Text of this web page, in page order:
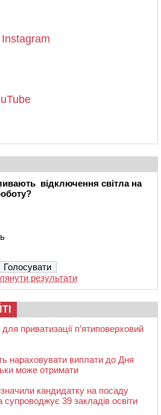
Instagram
відключення світла на
результати
приватизації п’ятиповерховий
нараховувати виплати до Дня
може отримати
кандидатку на посаду
супроводжує 39 закладів освіти